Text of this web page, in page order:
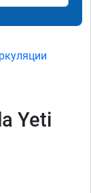
Yeti